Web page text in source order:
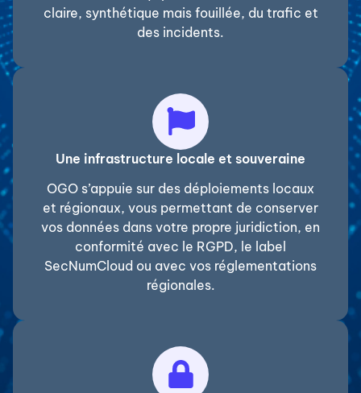
claire, synthétique mais fouillée, du trafic et
des incidents.
Une infrastructure locale et souveraine
OGO s’appuie sur des déploiements locaux
et régionaux, vous permettant de conserver
vos données dans votre propre juridiction, en
conformité avec le RGPD, le label
SecNumCloud ou avec vos réglementations
régionales.